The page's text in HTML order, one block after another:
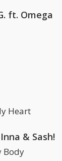
ft. Omega
Heart
& Sash!
Body